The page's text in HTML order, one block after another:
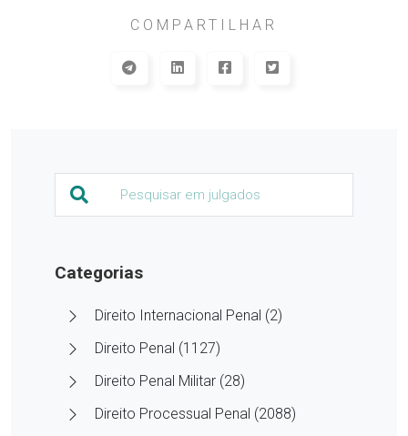
COMPARTILHAR
Categorias
Direito Internacional Penal (2)
Direito Penal (1127)
Direito Penal Militar (28)
Direito Processual Penal (2088)